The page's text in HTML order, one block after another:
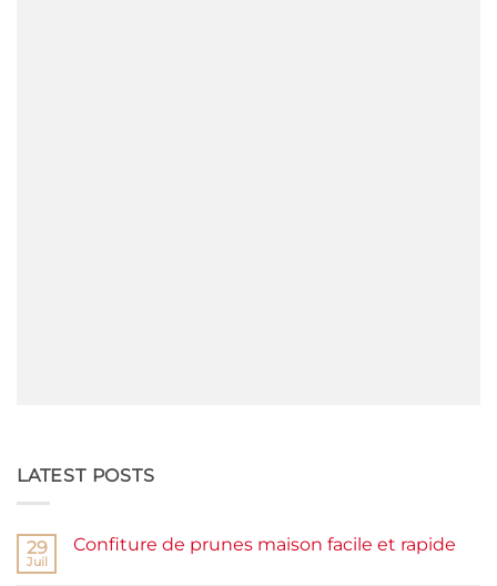
LATEST POSTS
29
Juil
Confiture de prunes maison facile et rapide